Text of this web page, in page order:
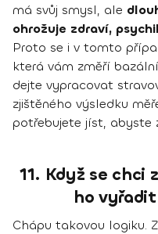
má svůj smysl, ale
ohrožuje zdraví,
Proto se i v tomto
která vám změří
dejte vypracovat
zjištěného výsledku
potřebujete jíst, abyste
11. Když se
ho
Chápu takovou logiku.